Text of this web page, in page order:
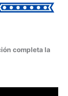
completa la